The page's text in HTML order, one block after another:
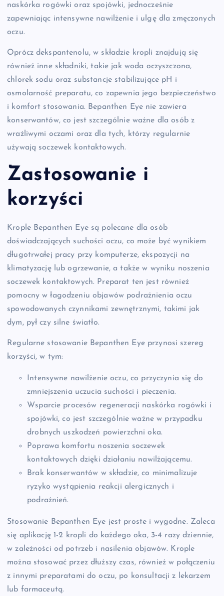
naskórka rogówki oraz spojówki, jednocześnie
zapewniając intensywne nawilżenie i ulgę dla zmęczonych
oczu.
Oprócz dekspantenolu, w składzie kropli znajdują się
również inne składniki, takie jak woda oczyszczona,
chlorek sodu oraz substancje stabilizujące pH i
osmolarność preparatu, co zapewnia jego bezpieczeństwo
i komfort stosowania. Bepanthen Eye nie zawiera
konserwantów, co jest szczególnie ważne dla osób z
wrażliwymi oczami oraz dla tych, którzy regularnie
używają soczewek kontaktowych.
Zastosowanie i
korzyści
Krople Bepanthen Eye są polecane dla osób
doświadczających suchości oczu, co może być wynikiem
długotrwałej pracy przy komputerze, ekspozycji na
klimatyzację lub ogrzewanie, a także w wyniku noszenia
soczewek kontaktowych. Preparat ten jest również
pomocny w łagodzeniu objawów podrażnienia oczu
spowodowanych czynnikami zewnętrznymi, takimi jak
dym, pył czy silne światło.
Regularne stosowanie Bepanthen Eye przynosi szereg
korzyści, w tym:
Intensywne nawilżenie oczu, co przyczynia się do
zmniejszenia uczucia suchości i pieczenia.
Wsparcie procesów regeneracji naskórka rogówki i
spojówki, co jest szczególnie ważne w przypadku
drobnych uszkodzeń powierzchni oka.
Poprawa komfortu noszenia soczewek
kontaktowych dzięki działaniu nawilżającemu.
Brak konserwantów w składzie, co minimalizuje
ryzyko wystąpienia reakcji alergicznych i
podrażnień.
Stosowanie Bepanthen Eye jest proste i wygodne. Zaleca
się aplikację 1-2 kropli do każdego oka, 3-4 razy dziennie,
w zależności od potrzeb i nasilenia objawów. Krople
można stosować przez dłuższy czas, również w połączeniu
z innymi preparatami do oczu, po konsultacji z lekarzem
lub farmaceutą.